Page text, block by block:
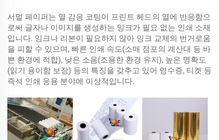
서멀 페이퍼는 열 감응 코팅이 프린트 헤드의 열에 반응함으
로써 글자나 이미지를 생성하는 잉크가 필요 없는 인쇄 소재
입니다. 잉크나 리본이 필요하지 않아 잉크 교체의 번거로움
을 피할 수 있으며, 빠른 인쇄 속도(소매 점포의 계산대 등 바
쁜 환경에 적합), 낮은 소음(조용한 환경 유지), 높은 명확도
(읽기 용이함 보장) 등의 특징을 갖추고 있어 영수증, 티켓 등
즉석 인쇄 응용 분야에 이상적입니다.